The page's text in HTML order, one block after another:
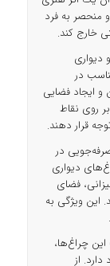
منحصر به فرد
خارج کند.
دیواری
در
ایجاد فضایی
روی نقاط
قرار دهند.
در
دیواری
فضای
این ویژگی به
چراغ‌ها،
از